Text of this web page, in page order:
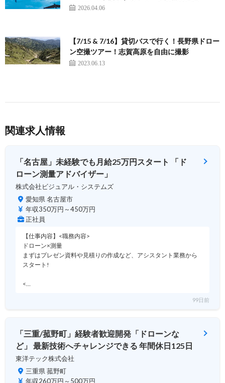
2026.04.06
【7/15 & 7/16】貸切バスで行く！長野県ドロー
ン空撮ツアー！志賀高原を自由に撮影
2023.06.13
関連求人情報
「名古屋」未経験でも月給25万円スタート 「ド
ローン測量アドバイザー」
株式会社ビジュアル・システムズ
愛知県 名古屋市
年収350万円～450万円
正社員
【仕事内容】<職務内容>
ドローン×測量
まずはプレゼン資料や見積りの作成など、アシスタント業務から
スタート!
<…
99日前
「三重/菰野町」経験者歓迎開発「ドローンな
ど」 最新技術へチャレンジできる 年間休日125日
東洋テック株式会社
三重県 菰野町
年収260万円～500万円